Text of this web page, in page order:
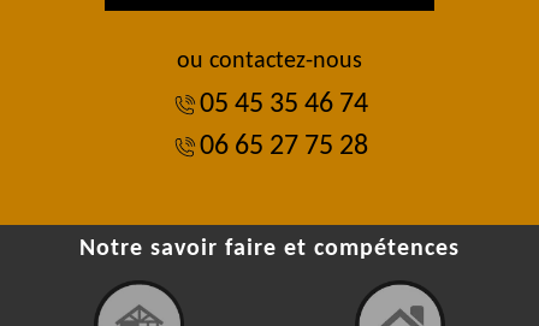
ou contactez-nous
05 45 35 46 74
06 65 27 75 28
Notre savoir faire et compétences